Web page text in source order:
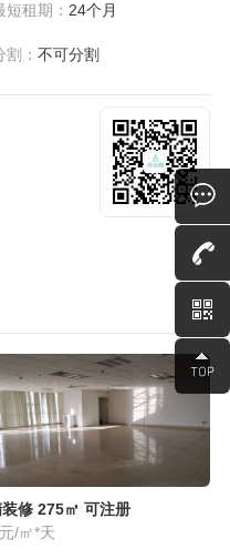
短租期： 24个月
割：不可分割
修 275㎡ 可注册
元/㎡*天